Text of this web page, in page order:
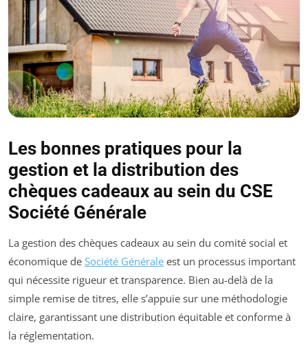
Les bonnes pratiques pour la
gestion et la distribution des
chèques cadeaux au sein du CSE
Société Générale
La gestion des chèques cadeaux au sein du comité social et
économique de Société Générale est un processus important
qui nécessite rigueur et transparence. Bien au-delà de la
simple remise de titres, elle s’appuie sur une méthodologie
claire, garantissant une distribution équitable et conforme à
la réglementation.